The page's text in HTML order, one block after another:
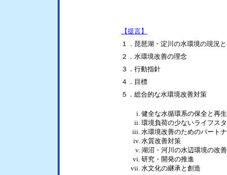
【提言】
１．琵琶湖・淀川の水環境の現況
２．水環境改善の理念
３．行動指針
４．目標
５．総合的な水環境改善対策
健全な水循環系の保全と再生
環境負荷の少ないライフス
水環境改善のためのパート
水質改善対策
湖沼・河川の水辺環境の改善
研究・開発の推進
水文化の継承と創造